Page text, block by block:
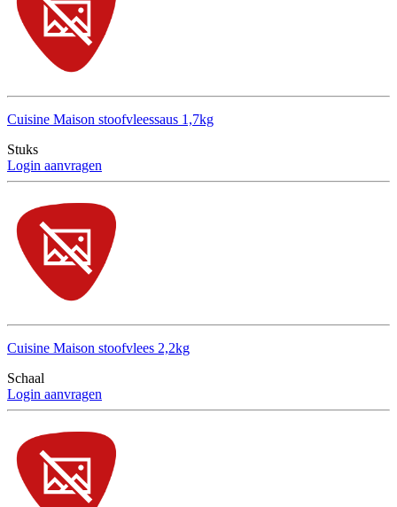
Cuisine Maison stoofvleessaus 1,7kg
Stuks
Login aanvragen
Cuisine Maison stoofvlees 2,2kg
Schaal
Login aanvragen